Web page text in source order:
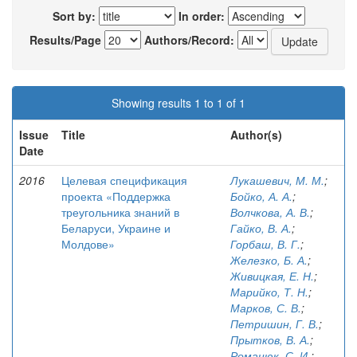
Sort by:
In order:
Results/Page
Authors/Record:
Showing results 1 to 1 of 1
Issue
Date
Title Author(s)
2016
Целевая спецификация
проекта «Поддержка
треугольника знаний в
Беларуси, Украине и
Молдове»
Лукашевич, М. М.;
Бойко, А. А.;
Волчкова, А. В.;
Гайко, В. А.;
Горбаш, В. Г.;
Железко, Б. А.;
Живицкая, Е. Н.;
Марийко, Т. Н.;
Марков, С. В.;
Петришин, Г. В.;
Прытков, В. А.;